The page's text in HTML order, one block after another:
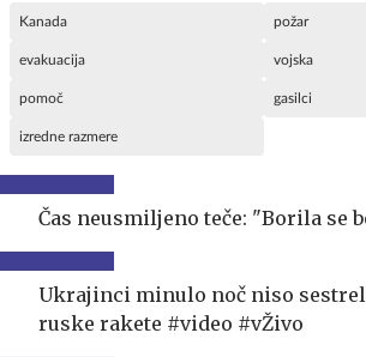
Kanada požar
evakuacija vojska
pomoč gasilci
izredne razmere
Čas neusmiljeno teče: "Borila se
Ukrajinci minulo noč niso
ruske rakete #video #vŽivo